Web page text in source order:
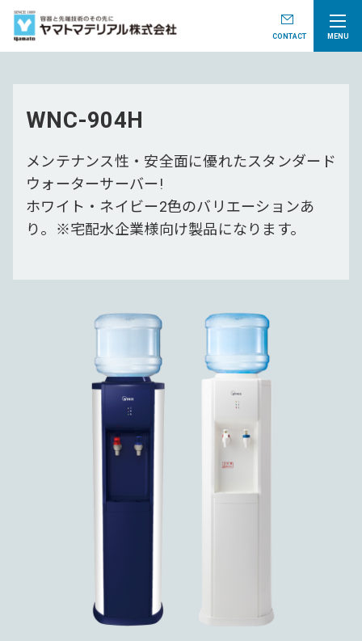
CONTACT MENU
WNC-904H
メンテナンス性・安全面に優れたスタンダード
ウォーターサーバー!
ホワイト・ネイビー2色のバリエーションあ
り。※宅配水企業様向け製品になります。